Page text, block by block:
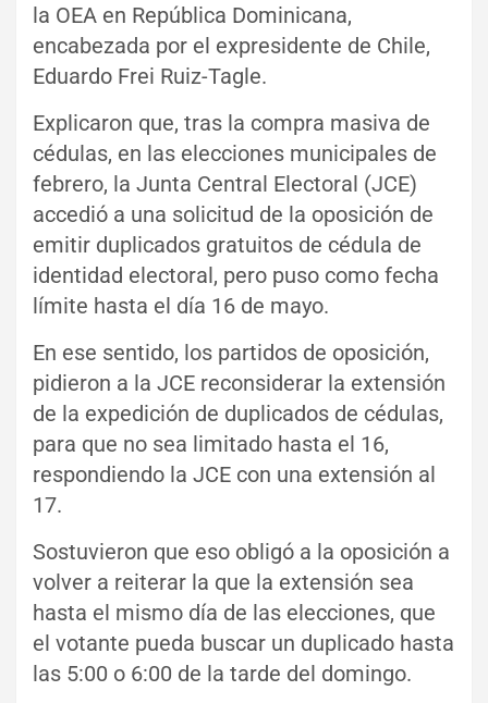
la OEA en República Dominicana,
encabezada por el expresidente de Chile,
Eduardo Frei Ruiz-Tagle.
Explicaron que, tras la compra masiva de
cédulas, en las elecciones municipales de
febrero, la Junta Central Electoral (JCE)
accedió a una solicitud de la oposición de
emitir duplicados gratuitos de cédula de
identidad electoral, pero puso como fecha
límite hasta el día 16 de mayo.
En ese sentido, los partidos de oposición,
pidieron a la JCE reconsiderar la extensión
de la expedición de duplicados de cédulas,
para que no sea limitado hasta el 16,
respondiendo la JCE con una extensión al
17.
Sostuvieron que eso obligó a la oposición a
volver a reiterar la que la extensión sea
hasta el mismo día de las elecciones, que
el votante pueda buscar un duplicado hasta
las 5:00 o 6:00 de la tarde del domingo.